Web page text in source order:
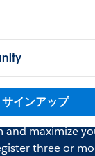
サインアップ
and maximize
three or